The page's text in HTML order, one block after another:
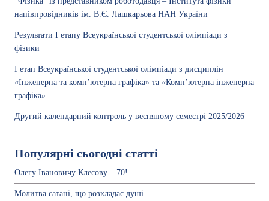
напівпровідників ім. В.Є. Лашкарьова НАН України
Результати І етапу Всеукраїнської студентської олімпіади з
фізики
І етап Всеукраїнської студентської олімпіади з дисциплін
«Інженерна та комп’ютерна графіка» та «Комп’ютерна інженерна
графіка».
Другий календарний контроль у весняному семестрі 2025/2026
Популярні сьогодні статті
Олегу Івановичу Клесову – 70!
Молитва сатані, що розкладає душі